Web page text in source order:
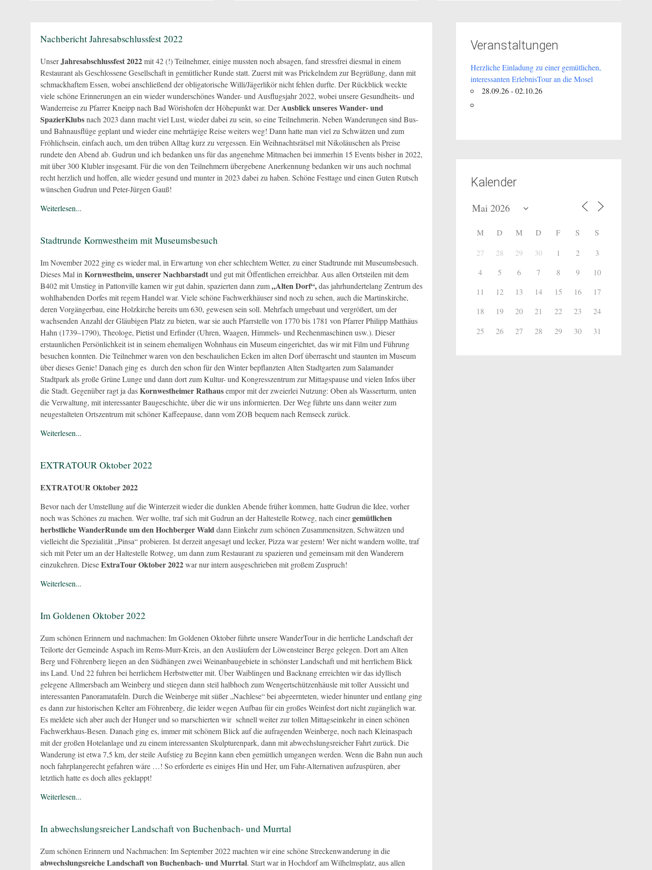
Nachbericht Jahresabschlussfest 2022
UnserJahresabschlussfest 2022mit 42 (!) Teilnehmer, einige mussten noch absagen, fand stressfrei diesmal in einem
Restaurant als Geschlossene Gesellschaft in gemütlicher Runde statt. Zuerst mit was Prickelndem zur Begrüßung, dann mit
schmackhaftem Essen, wobei anschließend der obligatorische Willi/Jägerlikör nicht fehlen durfte. Der Rückblick weckte
viele schöne Erinnerungen an ein wieder wunderschönes Wander- und Ausflugsjahr 2022, wobei unsere Gesundheits- und
Wanderreise zu Pfarrer Kneipp nach Bad Wörishofen der Höhepunkt war. DerAusblick unseres Wander- und
SpazierKlubsnach 2023 dann macht viel Lust, wieder dabei zu sein, so eine Teilnehmerin. Neben Wanderungen sind Bus-
und Bahnausflüge geplant und wieder eine mehrtägige Reise weiters weg! Dann hatte man viel zu Schwätzen und zum
Fröhlichsein, einfach auch, um den trüben Alltag kurz zu vergessen. Ein Weihnachtsrätsel mit Nikoläuschen als Preise
rundete den Abend ab. Gudrun und ich bedanken uns für das angenehme Mitmachen bei immerhin 15 Events bisher in 2022,
mit über 300 Klubler insgesamt. Für die von den Teilnehmern übergebene Anerkennung bedanken wir uns auch nochmal
recht herzlich und hoffen, alle wieder gesund und munter in 2023 dabei zu haben. Schöne Festtage und einen Guten Rutsch
wünschen Gudrun und Peter-Jürgen Gauß!
Weiterlesen...
Stadtrunde Kornwestheim mit Museumsbesuch
Im November 2022 ging es wieder mal, in Erwartung von eher schlechtem Wetter, zu einer Stadtrunde mit Museumsbesuch.
Dieses Mal in Kornwestheim, unserer Nachbarstadtund gut mit Öffentlichen erreichbar. Aus allen Ortsteilen mit dem
B402 mit Umstieg in Pattonville kamen wir gut dahin, spazierten dann zum„Alten Dorf“,das jahrhundertelang Zentrum des
wohlhabenden Dorfes mit regem Handel war. Viele schöne Fachwerkhäuser sind noch zu sehen, auch die Martinskirche,
deren Vorgängerbau, eine Holzkirche bereits um 630, gewesen sein soll. Mehrfach umgebaut und vergrößert, um der
wachsenden Anzahl der Gläubigen Platz zu bieten, war sie auch Pfarrstelle von 1770 bis 1781 von Pfarrer Philipp Matthäus
Hahn (1739–1790), Theologe, Pietist und Erfinder (Uhren, Waagen, Himmels- und Rechenmaschinen usw.). Dieser
erstaunlichen Persönlichkeit ist in seinem ehemaligen Wohnhaus ein Museum eingerichtet, das wir mit Film und Führung
besuchen konnten. Die Teilnehmer waren von den beschaulichen Ecken im alten Dorf überrascht und staunten im Museum
über dieses Genie! Danach ging es durch den schon für den Winter bepflanzten Alten Stadtgarten zum Salamander
Stadtpark als große Grüne Lunge und dann dort zum Kultur- und Kongresszentrum zur Mittagspause und vielen Infos über
die Stadt. Gegenüber ragt ja dasKornwestheimer Rathausempor mit der zweierlei Nutzung: Oben als Wasserturm, unten
die Verwaltung, mit interessanter Baugeschichte, über die wir uns informierten. Der Weg führte uns dann weiter zum
neugestalteten Ortszentrum mit schöner Kaffeepause, dann vom ZOB bequem nach Remseck zurück.
Weiterlesen...
EXTRATOUR Oktober 2022
EXTRATOUR Oktober 2022
Bevor nach der Umstellung auf die Winterzeit wieder die dunklen Abende früher kommen, hatte Gudrun die Idee, vorher
noch was Schönes zu machen. Wer wollte, traf sich mit Gudrun an der Haltestelle Rotweg, nach einergemütlichen
herbstliche WanderRunde um den Hochberger Walddann Einkehr zum schönen Zusammensitzen, Schwätzen und
vielleicht die Spezialität „Pinsa“ probieren. Ist derzeit angesagt und lecker, Pizza war gestern! Wer nicht wandern wollte, traf
sich mit Peter um an der Haltestelle Rotweg, um dann zum Restaurant zu spazieren und gemeinsam mit den Wanderern
einzukehren. DieseExtraTour Oktober 2022war nur intern ausgeschrieben mit großem Zuspruch!
Weiterlesen...
Im Goldenen Oktober 2022
Zum schönen Erinnern und nachmachen: Im Goldenen Oktober führte unsere WanderTour in die herrliche Landschaft der
Teilorte der Gemeinde Aspach im Rems-Murr-Kreis, an den Ausläufern der Löwensteiner Berge gelegen. Dort am Alten
Berg und Föhrenberg liegen an den Südhängen zwei Weinanbaugebiete in schönster Landschaft und mit herrlichem Blick
ins Land. Und 22 fuhren bei herrlichem Herbstwetter mit. Über Waiblingen und Backnang erreichten wir das idyllisch
gelegene Allmersbach am Weinberg und stiegen dann steil halbhoch zum Wengertschützenhäusle mit toller Aussicht und
interessanten Panoramatafeln. Durch die Weinberge mit süßer „Nachlese“ bei abgeernteten, wieder hinunter und entlang ging
es dann zur historischen Kelter am Föhrenberg, die leider wegen Aufbau für ein großes Weinfest dort nicht zugänglich war.
Es meldete sich aber auch der Hunger und so marschierten wir schnell weiter zur tollen Mittagseinkehr in einen schönen
Fachwerkhaus-Besen. Danach ging es, immer mit schönem Blick auf die aufragenden Weinberge, noch nach Kleinaspach
mit der großen Hotelanlage und zu einem interessanten Skulpturenpark, dann mit abwechslungsreicher Fahrt zurück. Die
Wanderung ist etwa 7,5 km, der steile Aufstieg zu Beginn kann eben gemütlich umgangen werden. Wenn die Bahn nun auch
noch fahrplangerecht gefahren wäre …! So erforderte es einiges Hin und Her, um Fahr-Alternativen aufzuspüren, aber
letztlich hatte es doch alles geklappt!
Weiterlesen...
In abwechslungsreicher Landschaft von Buchenbach- und Murrtal
Zum schönen Erinnern und Nachmachen: Im September 2022 machten wir eine schöne Streckenwanderung in die
abwechslungsreiche Landschaft von Buchenbach- und Murrtal. Start war in Hochdorf am Wilhelmsplatz, aus allen
Veranstaltungen
Herzliche Einladung zu einer gemütlichen,
interessanten ErlebnisTour an die Mosel
28.09.26 - 02.10.26
Kalender
M D M D F S S
27 28 29 30 1 2
3
4
5 6 7 8 9
10
11
12 13 14 15 16
17
18
19 20 21 22 23
24
25
26 27 28 29 30 31